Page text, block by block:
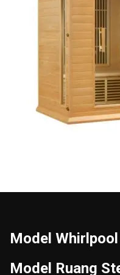
Model Whirlpool
Model Ruang